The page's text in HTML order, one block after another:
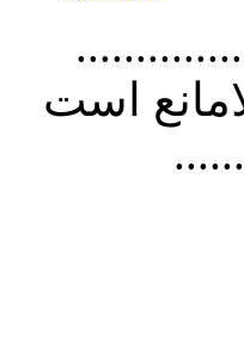
از
است